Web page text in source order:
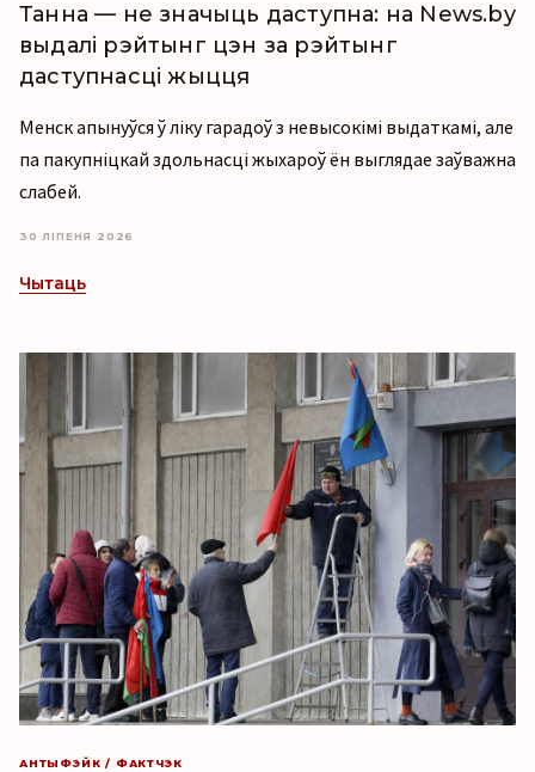
Танна — не значыць даступна: на News.by
выдалі рэйтынг цэн за рэйтынг
даступнасці жыцця
Менск апынуўся ў ліку гарадоў з невысокімі выдаткамі, але
па пакупніцкай здольнасці жыхароў ён выглядае заўважна
слабей.
30 ЛІПЕНЯ 2026
Чытаць
АНТЫФЭЙК / ФАКТЧЭК